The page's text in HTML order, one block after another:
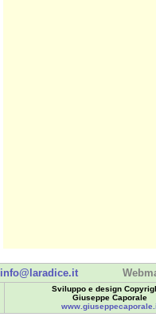
info@laradice.it
Sviluppo e design
Giuseppe Caporale